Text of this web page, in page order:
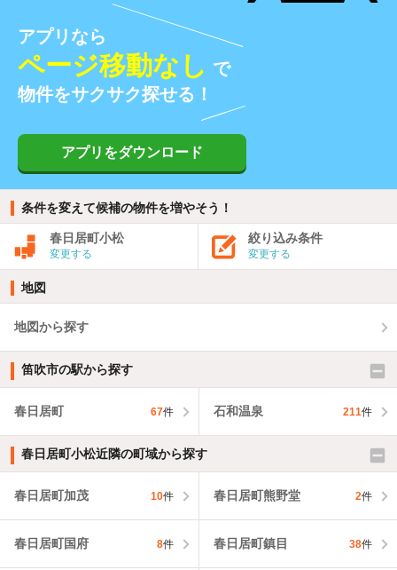
アプリなら
ページ移動なし で
物件をサクサク探せる！
アプリをダウンロード
条件を変えて候補の物件を増やそう！
春日居町小松
変更する
絞り込み条件
変更する
地図
地図から探す
笛吹市の駅から探す
春日居町 67件 石和温泉 211件
春日居町小松近隣の町域から探す
春日居町加茂 10件 春日居町熊野堂 2件
春日居町国府 8件 春日居町鎮目 38件